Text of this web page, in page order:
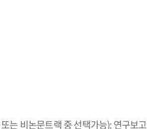
는 비논문트랙 중 선택가능): 연구보